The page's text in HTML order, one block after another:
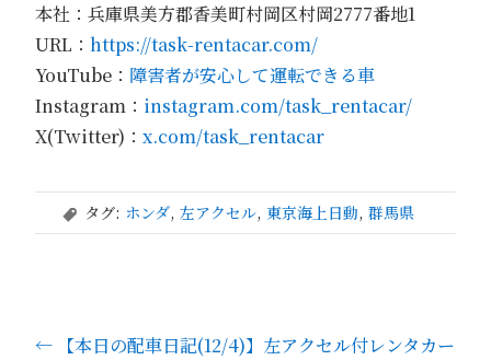
本社：兵庫県美方郡香美町村岡区村岡2777番地1
URL： https://task-rentacar.com/
YouTube： 障害者が安心して運転できる車
Instagram： instagram.com/task_rentacar/
X(Twitter)： x.com/task_rentacar
, タグ: ホンダ, 左アクセル, 東京海上日動, 群馬県
← 【本日の配車日記(12/4)】左アクセル付レンタカー